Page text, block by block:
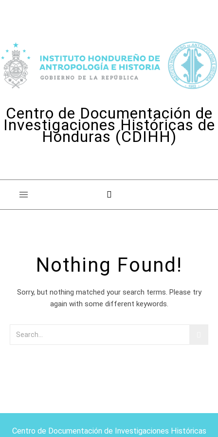
Centro de Documentación de
Investigaciones Históricas de
Honduras (CDIHH)
Nothing Found!
Sorry, but nothing matched your search terms. Please try
again with some different keywords.
Centro de Documentación de Investigaciones Históricas